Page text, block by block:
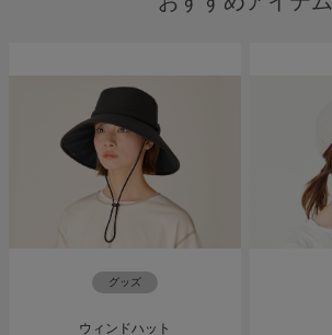
グッズ
ウィンドハット